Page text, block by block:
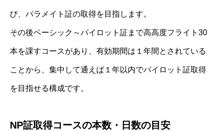
び、パラメイト証の取得を目指します。
その後ベーシック～パイロット証まで高高度フライト30
本を課すコースがあり、有効期間は１年間とされている
ことから、集中して通えば１年以内でパイロット証取得
を目指せる構成です。
NP証取得コースの本数・日数の目安